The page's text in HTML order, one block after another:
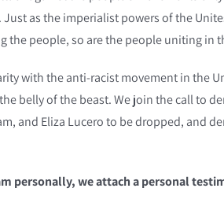
as the imperialist powers of the
the people, so are the people uniting in
with the anti-racist movement in the
belly of the beast. We join the call to
and Eliza Lucero to be dropped, and
personally, we attach a personal